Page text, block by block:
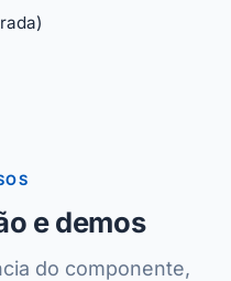
e demos
do componente,